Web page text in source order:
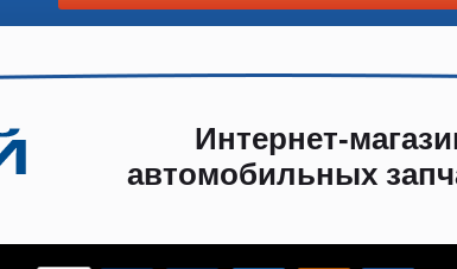
Интернет-
автомобильных